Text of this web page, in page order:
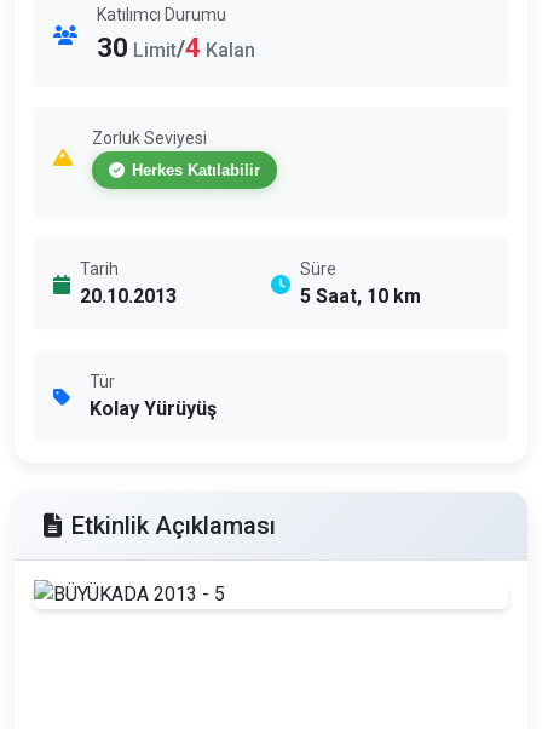
Katılımcı Durumu
30 Limit/4 Kalan
Zorluk Seviyesi
Herkes Katılabilir
Tarih
20.10.2013
Süre
5 Saat, 10 km
Tür
Kolay Yürüyüş
Etkinlik Açıklaması